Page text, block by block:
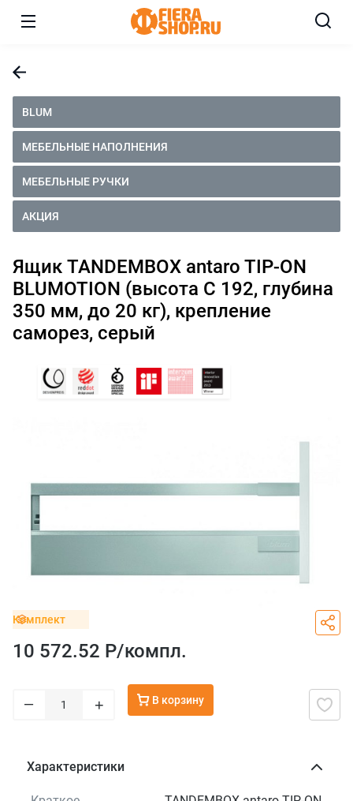
BLUM
МЕБЕЛЬНЫЕ НАПОЛНЕНИЯ
МЕБЕЛЬНЫЕ РУЧКИ
АКЦИЯ
Ящик TANDEMBOX antaro TIP-ON
BLUMOTION (высота C 192, глубина
350 мм, до 20 кг), крепление
саморез, серый
Комплект
10 572.52 Р/компл.
– + В корзину
Характеристики